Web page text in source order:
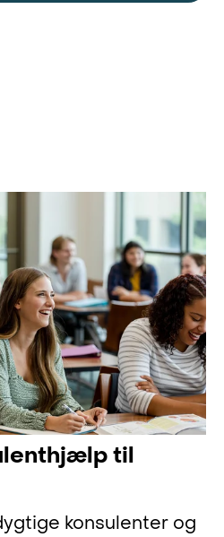
til
konsulenter og